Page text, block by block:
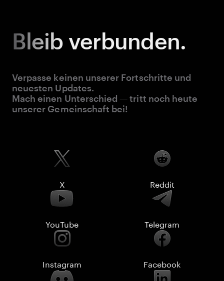
Bleib verbunden.
Verpasse keinen unserer Fortschritte und
neuesten Updates.
Mach einen Unterschied — tritt noch heute
unserer Gemeinschaft bei!
X Reddit
YouTube Telegram
Instagram Facebook